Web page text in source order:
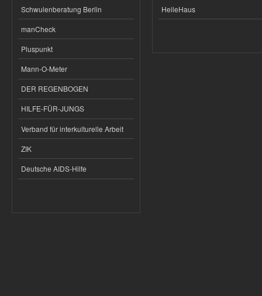
Schwulenberatung Berlin
manCheck
Pluspunkt
Mann-O-Meter
DER REGENBOGEN
HILFE-FÜR-JUNGS
Verband für interkulturelle Arbeit
ZIK
Deutsche AIDS-Hilfe
HeileHaus